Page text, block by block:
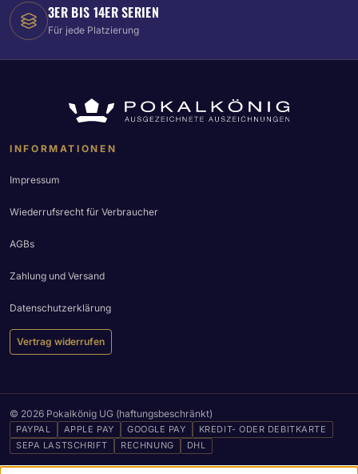
3ER BIS 14ER SERIEN
Für jede Platzierung
INFORMATIONEN
Impressum
Wiederrufsrecht für Verbraucher
AGBs
Zahlung und Versand
Datenschutzerklärung
Vertrag widerrufen
© 2026 Pokalkönig UG (haftungsbeschränkt)
PAYPAL APPLE PAY GOOGLE PAY
KREDIT- ODER DEBITKARTE
SEPA LASTSCHRIFT
RECHNUNG DHL